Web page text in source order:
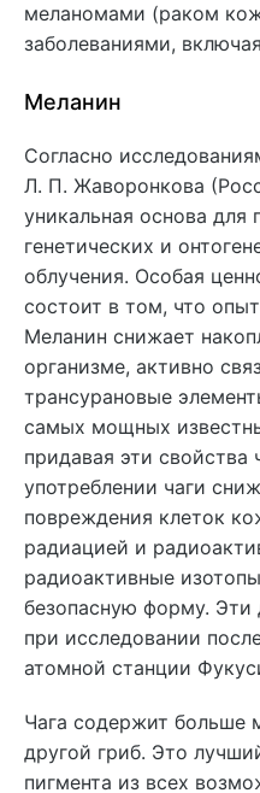
меланомами (раком
заболеваниями,
Меланин
Согласно
Л. П. Жаворонкова
уникальная основа для
генетических и
облучения. Особая
состоит в том, что
Меланин снижает
организме, активно
трансурановые
самых мощных
придавая эти свойства
употреблении чаги
повреждения клеток
радиацией и
радиоактивные
безопасную форму.
при исследовании
атомной станции
Чага содержит больше
другой гриб. Это
пигмента из всех